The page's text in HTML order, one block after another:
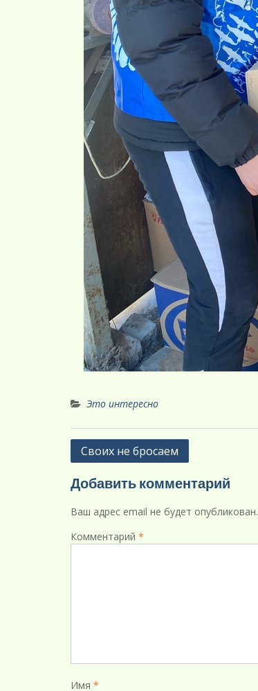
Это интересно
Навигация
записям
Своих не бросаем
Добавить комментарий
Ваш адрес email не будет опубликован.
Комментарий *
Имя *